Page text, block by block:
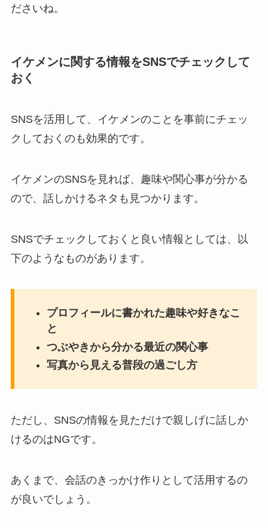
ださいね。
イケメンに関する情報をSNSでチェックして
おく
SNSを活用して、イケメンのことを事前にチェッ
クしておくのも効果的です。
イケメンのSNSを見れば、趣味や関心事が分かる
ので、話しかけるネタも見つかります。
SNSでチェックしておくと良い情報としては、以
下のようなものがあります。
プロフィールに書かれた趣味や好きなこ
と
つぶやきから分かる最近の関心事
写真から見える普段の過ごし方
ただし、SNSの情報を見ただけで親しげに話しか
けるのはNGです。
あくまで、会話のきっかけ作りとして活用するの
が良いでしょう。